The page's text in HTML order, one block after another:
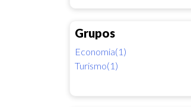
Grupos
Economia(1)
Turismo(1)